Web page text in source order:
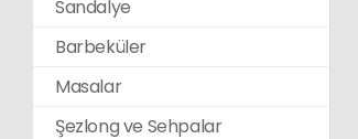
Sandalye
Barbeküler
Masalar
Şezlong ve Sehpalar